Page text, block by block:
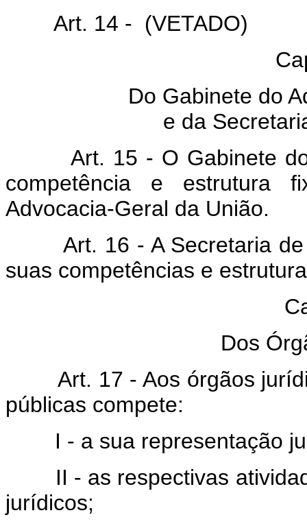
Art. 14 - (VETADO)
Do Gabinete do
e da
Art. 15 - O Gabinete
competência e estrutura
Advocacia-Geral da União.
Art. 16 - A Secretaria
suas competências e
Dos
Art. 17 - Aos órgãos
públicas compete:
I - a sua representação
II - as respectivas
jurídicos;